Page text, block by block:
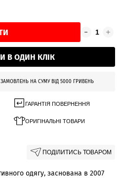
В ОДИН КЛІК
НА СУМУ ВІД 5000 ГРИВЕНЬ
ГАРАНТІЯ ПОВЕРНЕННЯ
ОРИГІНАЛЬНІ ТОВАРИ
ПОДІЛИТИСЬ ТОВАРОМ
одягу, заснована в 2007